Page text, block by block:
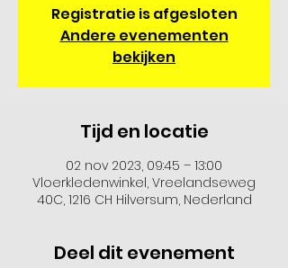
Registratie is afgesloten
Andere evenementen
bekijken
Tijd en locatie
02 nov 2023, 09:45 – 13:00
Vloerkledenwinkel, Vreelandseweg
40C, 1216 CH Hilversum, Nederland
Deel dit evenement